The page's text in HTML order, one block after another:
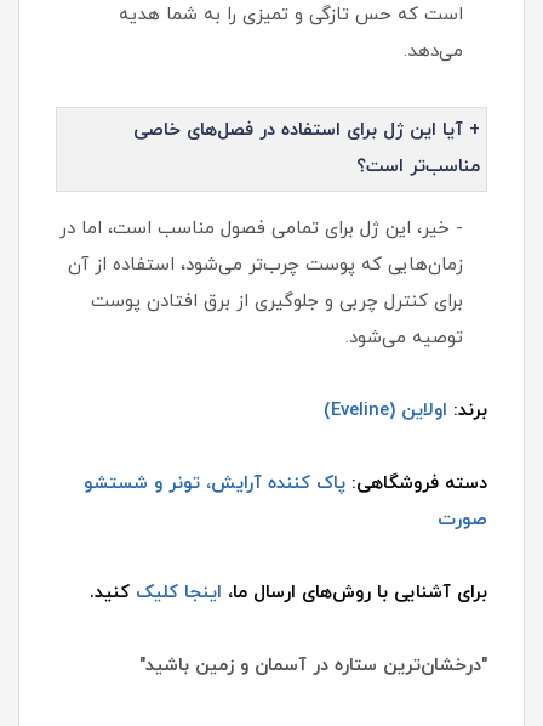
است که حس تازگی و تمیزی را به شما هدیه
می‌دهد.
+ آیا این ژل برای استفاده در فصل‌های خاصی
مناسب‌تر است؟
- خیر، این ژل برای تمامی فصول مناسب است، اما در
زمان‌هایی که پوست چرب‌تر می‌شود، استفاده از آن
برای کنترل چربی و جلوگیری از برق افتادن پوست
توصیه می‌شود.
برند: اولاین (Eveline)
دسته فروشگاهی: پاک کننده آرایش، تونر و شستشو
صورت
برای آشنایی با روش‌های ارسال ما، اینجا کلیک کنید.
"درخشان‌ترین ستاره در آسمان و زمین باشید"